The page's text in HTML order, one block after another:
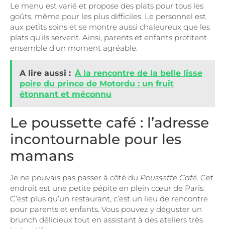
Le menu est varié et propose des plats pour tous les
goûts, même pour les plus difficiles. Le personnel est
aux petits soins et se montre aussi chaleureux que les
plats qu’ils servent. Ainsi, parents et enfants profitent
ensemble d’un moment agréable.
A lire aussi : À la rencontre de la belle lisse
poire du prince de Motordu : un fruit
étonnant et méconnu
Le poussette café : l’adresse
incontournable pour les
mamans
Je ne pouvais pas passer à côté du Poussette Café. Cet
endroit est une petite pépite en plein cœur de Paris.
C’est plus qu’un restaurant, c’est un lieu de rencontre
pour parents et enfants. Vous pouvez y déguster un
brunch délicieux tout en assistant à des ateliers très